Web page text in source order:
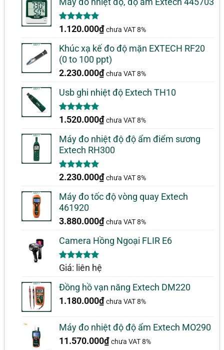
5.00trên 5
1
đánh giá
1.120.000₫ chưa VAT 8%
Khúc xạ kế đo độ mặn EXTECH RF20
(0 to 100 ppt)
2.230.000₫ chưa VAT 8%
Usb ghi nhiệt độ Extech TH10
5.00trên 5
1
đánh giá
1.520.000₫ chưa VAT 8%
Máy đo nhiệt độ độ ẩm điểm sương
Extech RH300
5.00trên 5
1
đánh giá
2.230.000₫ chưa VAT 8%
Máy đo tốc độ vòng quay Extech
461920
3.880.000₫ chưa VAT 8%
Camera Hồng Ngoại FLIR E6
5.00trên 5
1
đánh giá
Giá: liên hệ
Đồng hồ vạn năng Extech DM220
1.180.000₫ chưa VAT 8%
Máy đo nhiệt độ độ ẩm Extech MO290
11.570.000₫ chưa VAT 8%